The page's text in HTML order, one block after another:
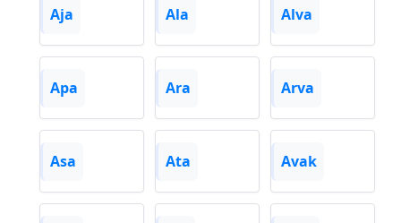
Aja Ala Alva
Apa Ara Arva
Asa Ata Avak